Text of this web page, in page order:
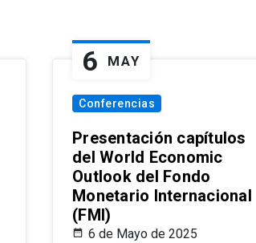
6 MAY
Conferencias
Presentación capítulos
del World Economic
Outlook del Fondo
Monetario Internacional
(FMI)
6 de Mayo de 2025